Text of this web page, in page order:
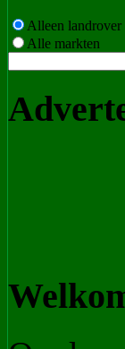
Alleen landrover
Alle markten